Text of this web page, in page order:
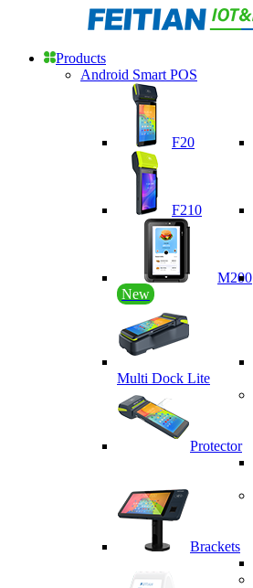
Products
Android Smart POS
F20
F210
M200
New
Multi Dock Lite
Protector
Brackets